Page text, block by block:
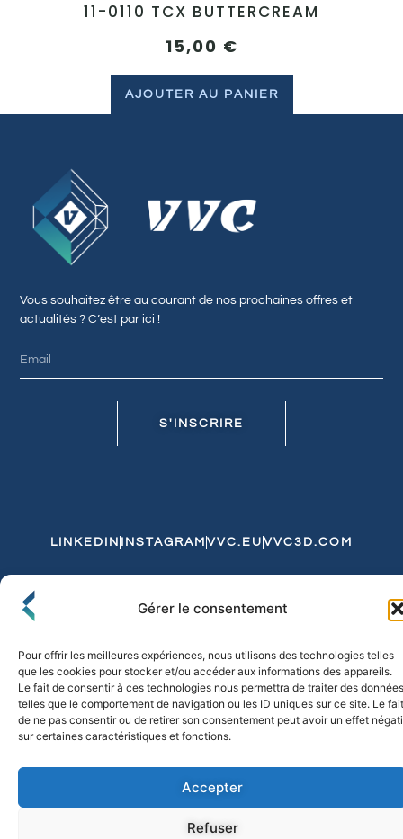
Gérer le consentement
Pour offrir les meilleures expériences, nous utilisons des technologies telles
que les cookies pour stocker et/ou accéder aux informations des appareils.
Le fait de consentir à ces technologies nous permettra de traiter des données
telles que le comportement de navigation ou les ID uniques sur ce site. Le fait
de ne pas consentir ou de retirer son consentement peut avoir un effet
sur certaines caractéristiques et fonctions.
Accepter
Refuser
11-0110 TCX BUTTERCREAM
15,00 €
AJOUTER AU PANIER
Vous souhaitez être au courant de nos prochaines offres et
actualités ? C’est par ici !
S'INSCRIRE
LINKEDIN INSTAGRAM VVC.EU VVC3D.COM
Politique de Confidentialité et de CookiesExpédition et Livraison
© 2026 FLO & CO. All Rights Reserved